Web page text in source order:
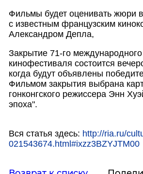
Фильмы будет оценивать жюри
с известным французским
Александром Депла,
Закрытие 71-го
кинофестиваля состоится
когда будут объявлены
Фильмом закрытия выбрана
гонконгского режиссера Энн
эпоха".
Вся статья здесь: http://ria.ru/cu
021543674.html#ixzz3BZYJTM00